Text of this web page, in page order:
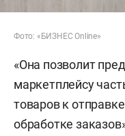
Фото: «БИЗНЕС Online»
«Она позволит
маркетплейсу
товаров к
обработке